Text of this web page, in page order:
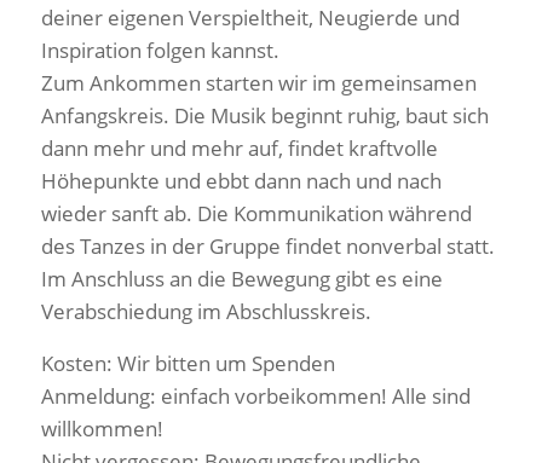
deiner eigenen Verspieltheit, Neugierde und
Inspiration folgen kannst.
Zum Ankommen starten wir im gemeinsamen
Anfangskreis. Die Musik beginnt ruhig, baut sich
dann mehr und mehr auf, findet kraftvolle
Höhepunkte und ebbt dann nach und nach
wieder sanft ab. Die Kommunikation während
des Tanzes in der Gruppe findet nonverbal statt.
Im Anschluss an die Bewegung gibt es eine
Verabschiedung im Abschlusskreis.
Kosten: Wir bitten um Spenden
Anmeldung: einfach vorbeikommen! Alle sind
willkommen!